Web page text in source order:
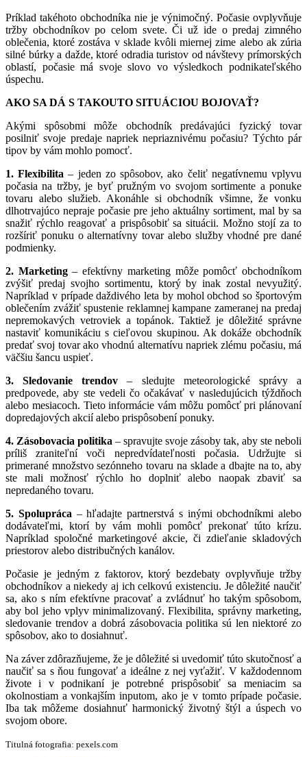
Príklad takéhoto obchodníka nie je výnimočný. Počasie ovplyvňuje
tržby obchodníkov po celom svete. Či už ide o predaj zimného
oblečenia, ktoré zostáva v sklade kvôli miernej zime alebo ak zúria
silné búrky a dažde, ktoré odradia turistov od návštevy prímorských
oblastí, počasie má svoje slovo vo výsledkoch podnikateľského
úspechu.
AKO SA DÁ S TAKOUTO SITUÁCIOU BOJOVAŤ?
Akými spôsobmi môže obchodník predávajúci fyzický tovar
posilniť svoje predaje napriek nepriaznivému počasiu? Týchto pár
tipov by vám mohlo pomocť.
1. Flexibilita – jeden zo spôsobov, ako čeliť negatívnemu vplyvu
počasia na tržby, je byť pružným vo svojom sortimente a ponuke
tovaru alebo služieb. Akonáhle si obchodník všimne, že vonku
dlhotrvajúco nepraje počasie pre jeho aktuálny sortiment, mal by sa
snažiť rýchlo reagovať a prispôsobiť sa situácii. Možno stojí za to
rozšíriť ponuku o alternatívny tovar alebo služby vhodné pre dané
podmienky.
2. Marketing– efektívny marketing môže pomôcť obchodníkom
zvýšiť predaj svojho sortimentu, ktorý by inak zostal nevyužitý.
Napríklad v prípade daždivého leta by mohol obchod so športovým
oblečením zvážiť spustenie reklamnej kampane zameranej na predaj
nepremokavých vetroviek a topánok. Taktiež je dôležité správne
nastaviť komunikáciu s cieľovou skupinou. Ak dokáže obchodník
predať svoj tovar ako vhodnú alternatívu napriek zlému počasiu, má
väčšiu šancu uspieť.
3. Sledovanie trendov – sledujte meteorologické správy a
predpovede, aby ste vedeli čo očakávať v nasledujúcich týždňoch
alebo mesiacoch. Tieto informácie vám môžu pomôcť pri plánovaní
dopredajových akcií alebo prispôsobení ponuky.
4. Zásobovacia politika – spravujte svoje zásoby tak, aby ste neboli
príliš zraniteľní voči nepredvídateľnosti počasia. Udržujte si
primerané množstvo sezónneho tovaru na sklade a dbajte na to, aby
ste mali možnosť rýchlo ho doplniť alebo naopak zbaviť sa
nepredaného tovaru.
5. Spolupráca – hľadajte partnerstvá s inými obchodníkmi alebo
dodávateľmi, ktorí by vám mohli pomôcť prekonať túto krízu.
Napríklad spoločné marketingové akcie, či zdieľanie skladových
priestorov alebo distribučných kanálov.
Počasie je jedným z faktorov, ktorý bezdebaty ovplyvňuje tržby
obchodníkov a niekedy aj ich celkovú existenciu. Je dôležité naučiť
sa, ako s ním efektívne pracovať a zvládnuť ho takým spôsobom,
aby bol jeho vplyv minimalizovaný. Flexibilita, správny marketing,
sledovanie trendov a dobrá zásobovacia politika sú len niektoré zo
spôsobov, ako to dosiahnuť.
Na záver zdôrazňujeme, že je dôležité si uvedomiť túto skutočnosť a
naučiť sa s ňou fungovať a ideálne z nej vyťažiť. V každodennom
živote i v podnikaní je potrebné prispôsobiť sa meniacim sa
okolnostiam a vonkajším inputom, ako je v tomto prípade počasie.
Iba tak môžeme dosiahnuť harmonický životný štýl a úspech vo
svojom obore.
Titulná fotografia: pexels.com